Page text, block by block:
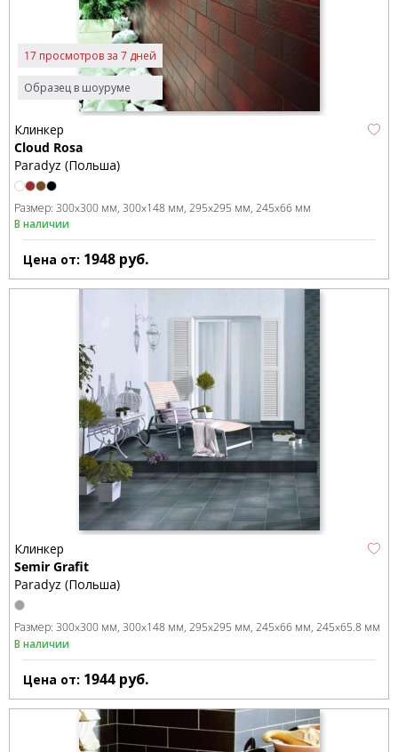
Образец в шоуруме
17 просмотров за 7 дней
Клинкер
Cloud Rosa
Paradyz (Польша)
Размер: 300x300 мм 300x148 мм 295x295 мм 245x66 мм
В наличии
Цена от: 1948 руб.
Клинкер
Semir Grafit
Paradyz (Польша)
Размер: 300x300 мм 300x148 мм 295x295 мм 245x66 мм 245x65.8 мм
В наличии
Цена от: 1944 руб.